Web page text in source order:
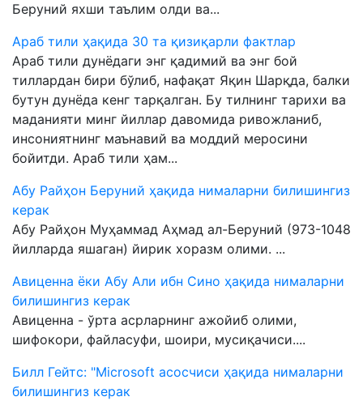
Беруний яхши таълим олди ва...
Араб тили ҳақида 30 та қизиқарли фактлар
Араб тили дунёдаги энг қадимий ва энг бой
тиллардан бири бўлиб, нафақат Яқин Шарқда, балки
бутун дунёда кенг тарқалган. Бу тилнинг тарихи ва
маданияти минг йиллар давомида ривожланиб,
инсониятнинг маънавий ва моддий меросини
бойитди. Араб тили ҳам...
Абу Райҳон Беруний ҳақида нималарни билишингиз
керак
Абу Райҳон Муҳаммад Аҳмад ал-Беруний (973-1048
йилларда яшаган) йирик хоразм олими. ...
Авиценна ёки Абу Али ибн Сино ҳақида нималарни
билишингиз керак
Авиценна - ўрта асрларнинг ажойиб олими,
шифокори, файласуфи, шоири, мусиқачиси....
Билл Гейтс: "Microsoft асосчиси ҳақида нималарни
билишингиз керак